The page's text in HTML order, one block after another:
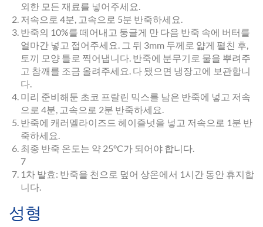
외한 모든 재료를 넣어주세요.
저속으로 4분, 고속으로 5분 반죽하세요.
반죽의 10%를 떼어내고 둥글게 만 다음 반죽 속에 버터를
얼마간 넣고 접어주세요. 그 뒤 3mm 두께로 얇게 펼친 후,
토끼 모양 틀로 찍어냅니다. 반죽에 분무기로 물을 뿌려주
고 참깨를 조금 올려주세요. 다 됐으면 냉장고에 보관합니
다.
미리 준비해둔 초코 프랄린 믹스를 남은 반죽에 넣고 저속
으로 4분, 고속으로 2분 반죽하세요.
반죽에 캐러멜라이즈드 헤이즐넛을 넣고 저속으로 1분 반
죽하세요.
최종 반죽 온도는 약 25°C가 되어야 합니다.
7
1차 발효: 반죽을 천으로 덮어 상온에서 1시간 동안 휴지합
니다.
성형